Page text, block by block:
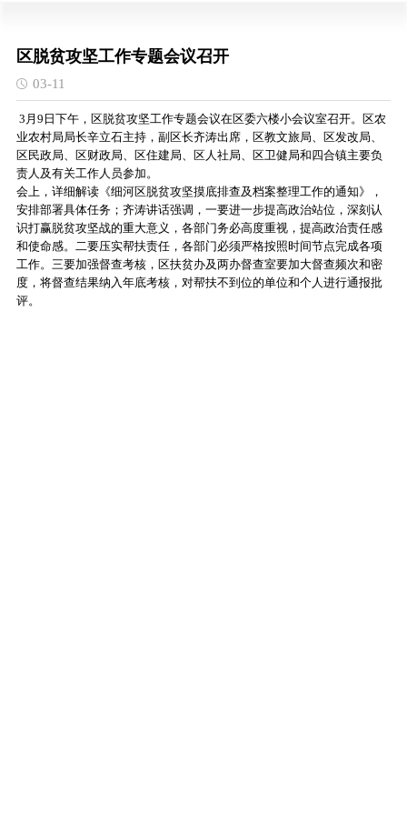
区脱贫攻坚工作专题会议召开
03-11
3月9日下午，区脱贫攻坚工作专题会议在区委六楼小会议室召开。区农
业农村局局长辛立石主持，副区长齐涛出席，区教文旅局、区发改局、
区民政局、区财政局、区住建局、区人社局、区卫健局和四合镇主要负
责人及有关工作人员参加。
会上，详细解读《细河区脱贫攻坚摸底排查及档案整理工作的通知》，
安排部署具体任务；齐涛讲话强调，一要进一步提高政治站位，深刻认
识打赢脱贫攻坚战的重大意义，各部门务必高度重视，提高政治责任感
和使命感。二要压实帮扶责任，各部门必须严格按照时间节点完成各项
工作。三要加强督查考核，区扶贫办及两办督查室要加大督查频次和密
度，将督查结果纳入年底考核，对帮扶不到位的单位和个人进行通报批
评。